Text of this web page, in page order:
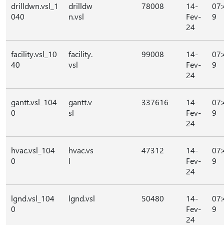
drilldwn.vsl_1
040
drilldw
n.vsl
78008
14-
Fev-
24
9
facility.vsl_10
40
facility.
vsl
99008
14-
Fev-
24
9
gantt.vsl_104
0
gantt.v
sl
337616
14-
Fev-
24
9
hvac.vsl_104
0
hvac.vs
l
47312
14-
Fev-
24
9
lgnd.vsl_104
0
lgnd.vsl 50480
14-
Fev-
24
9